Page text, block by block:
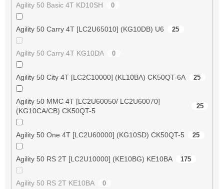
Agility 50 Basic 4T KD10SH 0
Agility 50 Carry 4T [LC2U65010] (KG10DB) U6 25
Agility 50 Carry 4T KG10DA 0
Agility 50 City 4T [LC2C10000] (KL10BA) CK50QT-6A 25
Agility 50 MMC 4T [LC2U60050/ LC2U60070]
(KG10CA/CB) CK50QT-5
25
Agility 50 One 4T [LC2U60000] (KG10SD) CK50QT-5 25
Agility 50 RS 2T [LC2U10000] (KE10BG) KE10BA 175
Agility 50 RS 2T KE10BA 0